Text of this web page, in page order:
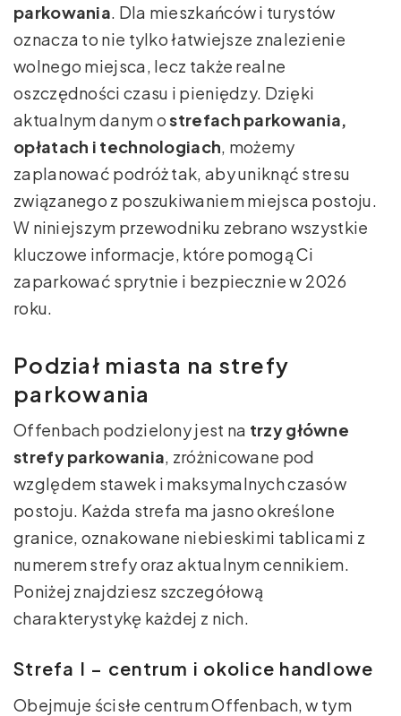
parkowania. Dla mieszkańców i turystów
oznacza to nie tylko łatwiejsze znalezienie
wolnego miejsca, lecz także realne
oszczędności czasu i pieniędzy. Dzięki
aktualnym danym ostrefach parkowania,
opłatach i technologiach, możemy
zaplanować podróż tak, aby uniknąć stresu
związanego z poszukiwaniem miejsca postoju.
W niniejszym przewodniku zebrano wszystkie
kluczowe informacje, które pomogą Ci
zaparkować sprytnie i bezpiecznie w 2026
roku.
Podział miasta na strefy
parkowania
Offenbach podzielony jest na trzy główne
strefy parkowania, zróżnicowane pod
względem stawek i maksymalnych czasów
postoju. Każda strefa ma jasno określone
granice, oznakowane niebieskimi tablicami z
numerem strefy oraz aktualnym cennikiem.
Poniżej znajdziesz szczegółową
charakterystykę każdej z nich.
Strefa I – centrum i okolice handlowe
Obejmuje ścisłe centrum Offenbach, w tym